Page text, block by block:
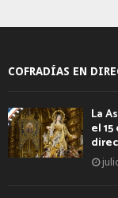
COFRADÍAS EN
La
el